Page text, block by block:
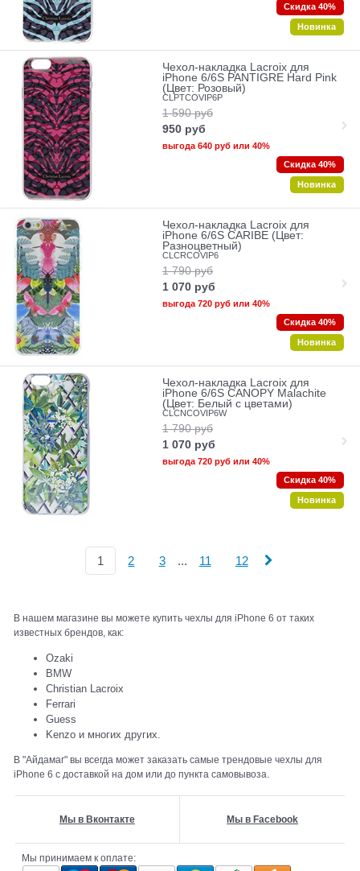
Скидка 40%
Новинка
Чехол-накладка Lacroix для
iPhone 6/6S PANTIGRE Hard Pink
(Цвет: Розовый)
CLPTCOVIP6P
1 590 руб
950 руб
выгода 640 рубили 40%
Скидка 40%
Новинка
Чехол-накладка Lacroix для
iPhone 6/6S CARIBE (Цвет:
Разноцветный)
CLCRCOVIP6
1 790 руб
1 070 руб
выгода 720 рубили 40%
Скидка 40%
Новинка
Чехол-накладка Lacroix для
iPhone 6/6S CANOPY Malachite
(Цвет: Белый с цветами)
CLCNCOVIP6W
1 790 руб
1 070 руб
выгода 720 рубили 40%
Скидка 40%
Новинка
1 2 3 ... 11 12
В нашем магазине вы можете купить чехлы для iPhone 6 от таких
известных брендов, как:
Ozaki
BMW
Christian Lacroix
Ferrari
Guess
Kenzo и многих других.
В "Айдамаг" вы всегда может заказать самые трендовые чехлы для
iPhone 6 с доставкой на дом или до пункта самовывоза.
Мы в Вконтакте Мы в Facebook
Мы принимаем к оплате: